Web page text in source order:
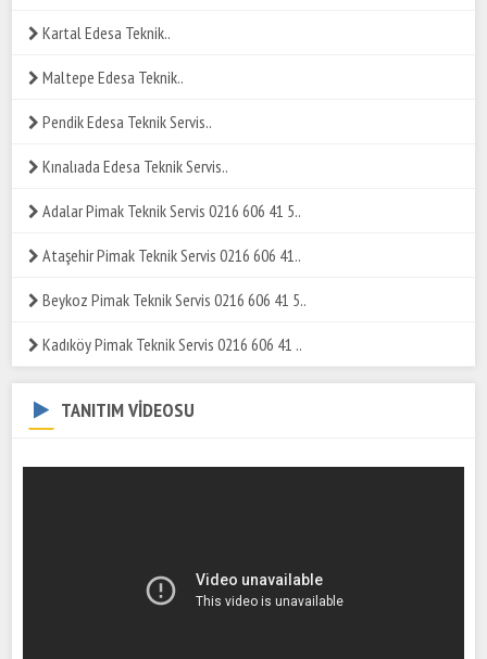
Kartal Edesa Teknik..
Maltepe Edesa Teknik..
Pendik Edesa Teknik Servis..
Kınalıada Edesa Teknik Servis..
Adalar Pimak Teknik Servis 0216 606 41 5..
Ataşehir Pimak Teknik Servis 0216 606 41..
Beykoz Pimak Teknik Servis 0216 606 41 5..
Kadıköy Pimak Teknik Servis 0216 606 41 ..
TANITIM VİDEOSU